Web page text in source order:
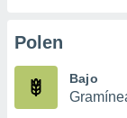
e
mediante
Polen
Bajo